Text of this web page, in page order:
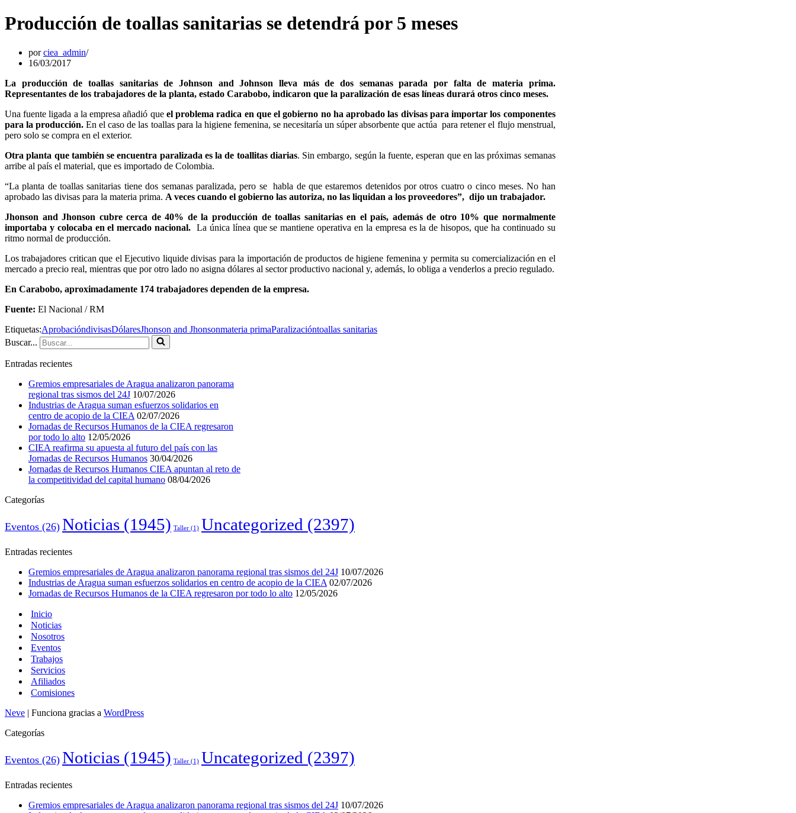
Producción de toallas sanitarias se detendrá por 5 meses
porciea_admin
16/03/2017
La producción de toallas sanitarias de Johnson and Johnson lleva más de dos semanas parada por falta de materia prima.
Representantes de los trabajadores de la planta, estado Carabobo, indicaron que la paralización de esas líneas durará otros cinco meses.
Una fuente ligada a la empresa añadió que el problema radica en que el gobierno no ha aprobado las divisas para importar los componentes
para la producción. En el caso de las toallas para la higiene femenina, se necesitaría un súper absorbente que actúa para retener el flujo menstrual,
pero solo se compra en el exterior.
Otra planta que también se encuentra paralizada es la de toallitas diarias. Sin embargo, según la fuente, esperan que en las próximas semanas
arribe al país el material, que es importado de Colombia.
“La planta de toallas sanitarias tiene dos semanas paralizada, pero se habla de que estaremos detenidos por otros cuatro o cinco meses. No han
aprobado las divisas para la materia prima. A veces cuando el gobierno las autoriza, no las liquidan a los proveedores”, dijo un trabajador.
Jhonson and Jhonson cubre cerca de 40% de la producción de toallas sanitarias en el país, además de otro 10% que normalmente
importaba y colocaba en el mercado nacional. La única línea que se mantiene operativa en la empresa es la de hisopos, que ha continuado su
ritmo normal de producción.
Los trabajadores critican que el Ejecutivo liquide divisas para la importación de productos de higiene femenina y permita su comercialización en el
mercado a precio real, mientras que por otro lado no asigna dólares al sector productivo nacional y, además, lo obliga a venderlos a precio regulado.
En Carabobo, aproximadamente 174 trabajadores dependen de la empresa.
Fuente: El Nacional / RM
Etiquetas:AprobacióndivisasDólaresJhonson and Jhonsonmateria primaParalizacióntoallas sanitarias
Buscar...
Entradas recientes
Gremios empresariales de Aragua analizaron panorama
regional tras sismos del 24J 10/07/2026
Industrias de Aragua suman esfuerzos solidarios en
centro de acopio de la CIEA 02/07/2026
Jornadas de Recursos Humanos de la CIEA regresaron
por todo lo alto 12/05/2026
CIEA reafirma su apuesta al futuro del país con las
Jornadas de Recursos Humanos 30/04/2026
Jornadas de Recursos Humanos CIEA apuntan al reto de
la competitividad del capital humano 08/04/2026
Categorías
Eventos (26) Noticias (1945) Taller (1) Uncategorized (2397)
Entradas recientes
Gremios empresariales de Aragua analizaron panorama regional tras sismos del 24J 10/07/2026
Industrias de Aragua suman esfuerzos solidarios en centro de acopio de la CIEA 02/07/2026
Jornadas de Recursos Humanos de la CIEA regresaron por todo lo alto 12/05/2026
Inicio
Noticias
Nosotros
Eventos
Trabajos
Servicios
Afiliados
Comisiones
Neve | Funciona gracias a WordPress
Categorías
Eventos (26) Noticias (1945) Taller (1) Uncategorized (2397)
Entradas recientes
Gremios empresariales de Aragua analizaron panorama regional tras sismos del 24J 10/07/2026